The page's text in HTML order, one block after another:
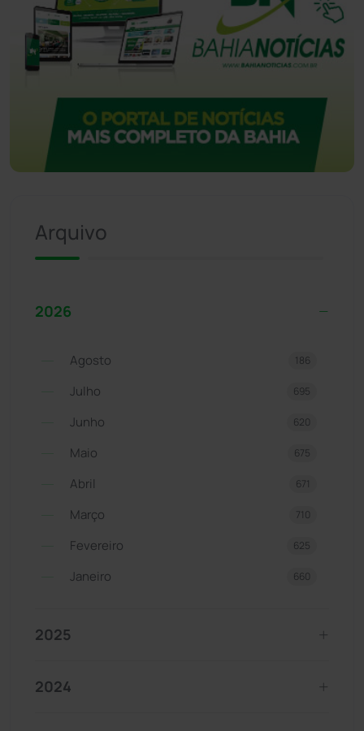
Arquivo
2026
Agosto 186
Julho 695
Junho 620
Maio 675
Abril 671
Março 710
Fevereiro 625
Janeiro 660
2025
2024